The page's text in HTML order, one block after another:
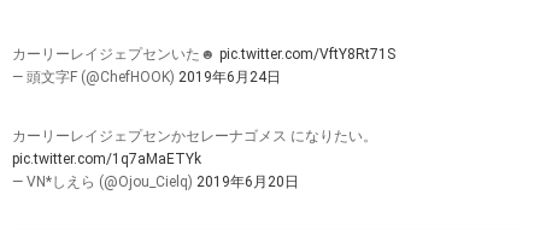
カーリーレイジェプセンいた☻ pic.twitter.com/VftY8Rt71S
— 頭文字F (@ChefHOOK) 2019年6月24日
カーリーレイジェプセンかセレーナゴメス になりたい。
pic.twitter.com/1q7aMaETYk
— VN*しえら (@Ojou_Cielq) 2019年6月20日